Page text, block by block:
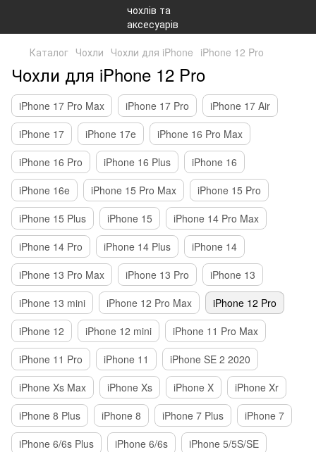
Каталог Чохли Чохли для iPhone iPhone 12 Pro
Чохли для iPhone 12 Pro
iPhone 17 Pro Max iPhone 17 Pro
iPhone 17 Air
iPhone 17
iPhone 17e
iPhone 16 Pro Max
iPhone 16 Pro
iPhone 16 Plus
iPhone 16
iPhone 16e
iPhone 15 Pro Max
iPhone 15 Pro
iPhone 15 Plus
iPhone 15
iPhone 14 Pro Max
iPhone 14 Pro
iPhone 14 Plus
iPhone 14
iPhone 13 Pro Max
iPhone 13 Pro
iPhone 13
iPhone 13 mini
iPhone 12 Pro Max
iPhone 12 Pro
iPhone 12
iPhone 12 mini
iPhone 11 Pro Max
iPhone 11 Pro
iPhone 11
iPhone SE 2 2020
iPhone Xs Max
iPhone Xs iPhone X
iPhone Xr
iPhone 8 Plus
iPhone 8 iPhone 7 Plus
iPhone 7
iPhone 6/6s Plus
iPhone 6/6s iPhone 5/5S/SE